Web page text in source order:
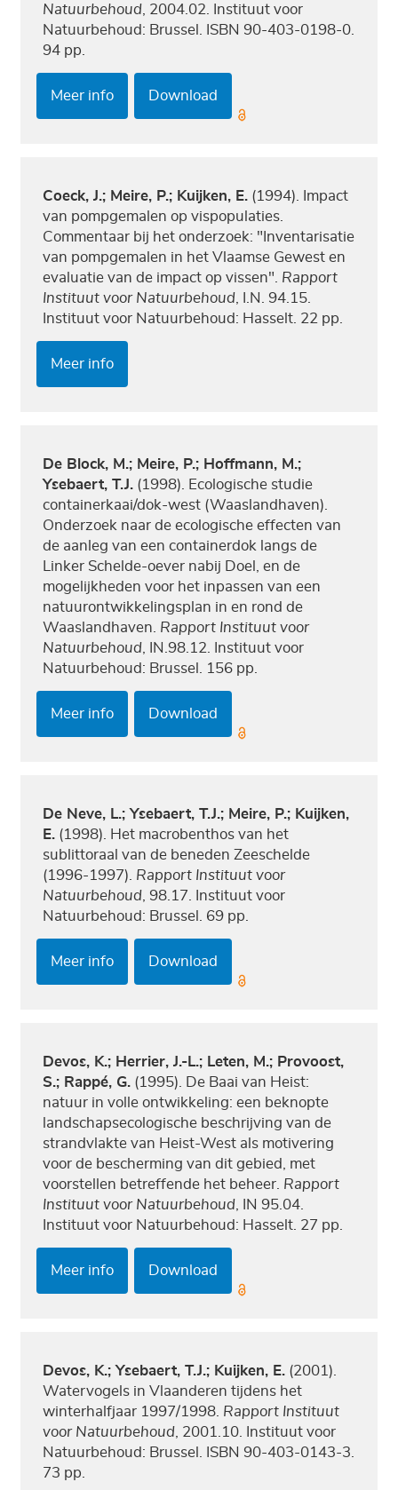
Natuurbehoud , 2004.02. Instituut voor
Natuurbehoud: Brussel. ISBN 90-403-0198-0.
94 pp.
Meer info Download
Coeck, J.; Meire, P.; Kuijken, E. (1994). Impact
van pompgemalen op vispopulaties.
Commentaar bij het onderzoek: "Inventarisatie
van pompgemalen in het Vlaamse Gewest en
evaluatie van de impact op vissen". Rapport
Instituut voor Natuurbehoud , I.N. 94.15.
Instituut voor Natuurbehoud: Hasselt. 22 pp.
Meer info
De Block, M.; Meire, P.; Hoffmann, M.;
Ysebaert, T.J. (1998). Ecologische studie
containerkaai/dok-west (Waaslandhaven).
Onderzoek naar de ecologische effecten van
de aanleg van een containerdok langs de
Linker Schelde-oever nabij Doel, en de
mogelijkheden voor het inpassen van een
natuurontwikkelingsplan in en rond de
Waaslandhaven. Rapport Instituut voor
Natuurbehoud , IN.98.12. Instituut voor
Natuurbehoud: Brussel. 156 pp.
Meer info Download
De Neve, L.; Ysebaert, T.J.; Meire, P.; Kuijken,
E. (1998). Het macrobenthos van het
sublittoraal van de beneden Zeeschelde
(1996-1997). Rapport Instituut voor
Natuurbehoud , 98.17. Instituut voor
Natuurbehoud: Brussel. 69 pp.
Meer info Download
Devos, K.; Herrier, J.-L.; Leten, M.; Provoost,
S.; Rappé, G. (1995). De Baai van Heist:
natuur in volle ontwikkeling: een beknopte
landschapsecologische beschrijving van de
strandvlakte van Heist-West als motivering
voor de bescherming van dit gebied, met
voorstellen betreffende het beheer. Rapport
Instituut voor Natuurbehoud , IN 95.04.
Instituut voor Natuurbehoud: Hasselt. 27 pp.
Meer info Download
Devos, K.; Ysebaert, T.J.; Kuijken, E. (2001).
Watervogels in Vlaanderen tijdens het
winterhalfjaar 1997/1998. Rapport Instituut
voor Natuurbehoud , 2001.10. Instituut voor
Natuurbehoud: Brussel. ISBN 90-403-0143-3.
73 pp.